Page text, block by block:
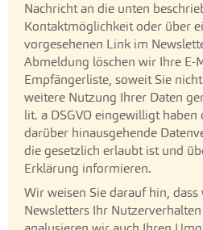
Nachricht an die unten
Kontaktmöglichkeit oder über
vorgesehenen Link im
Abmeldung löschen wir Ihre E-
Empfängerliste, soweit Sie
weitere Nutzung Ihrer Daten
lit. a DSGVO eingewilligt
darüber hinausgehende
die gesetzlich erlaubt ist und
Erklärung informieren.
Wir weisen Sie darauf hin, dass
Newsletters Ihr